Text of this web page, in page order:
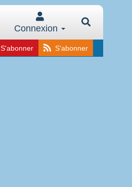
Connexion
S'abonner S'abonner